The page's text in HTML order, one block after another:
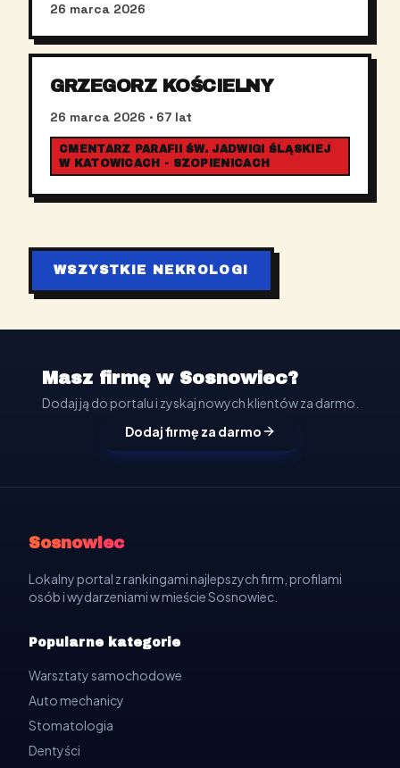
26 marca 2026
GRZEGORZ KOŚCIELNY
26 marca 2026 · 67 lat
CMENTARZ PARAFII ŚW. JADWIGI ŚLĄSKIEJ
W KATOWICACH - SZOPIENICACH
WSZYSTKIE NEKROLOGI
Masz firmę w Sosnowiec?
Dodaj ją do portalu i zyskaj nowych klientów za darmo.
Dodaj firmę za darmo
Sosnowiec
Lokalny portal z rankingami najlepszych firm, profilami
osób i wydarzeniami w mieście Sosnowiec.
Popularne kategorie
Warsztaty samochodowe
Auto mechanicy
Stomatologia
Dentyści